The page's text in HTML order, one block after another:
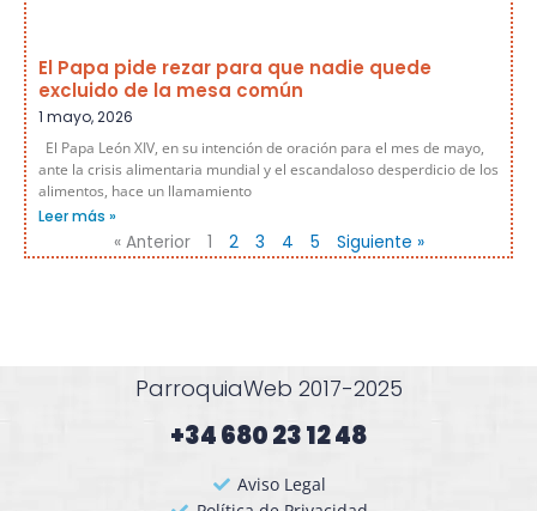
El Papa pide rezar para que nadie quede
excluido de la mesa común
1 mayo, 2026
El Papa León XIV, en su intención de oración para el mes de mayo,
ante la crisis alimentaria mundial y el escandaloso desperdicio de los
alimentos, hace un llamamiento
Leer más »
« Anterior 1 2 3 4 5 Siguiente »
ParroquiaWeb 2017-2025
+34 680 23 12 48​
Aviso Legal